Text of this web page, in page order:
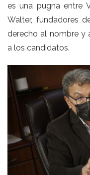
es una pugna entre
Walter, fundadores
derecho al nombre y
a los candidatos.